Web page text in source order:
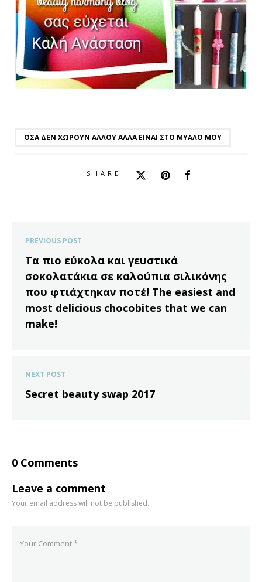
ΌΣΑ ΔΕΝ ΧΩΡΟΎΝ ΑΛΛΟΎ ΑΛΛΆ ΕΊΝΑΙ ΣΤΟ ΜΥΑΛΌ ΜΟΥ
SHARE
PREVIOUS POST
Τα πιο εύκολα και γευστικά
σοκολατάκια σε καλούπια σιλικόνης
που φτιάχτηκαν ποτέ! Τhe easiest and
most delicious chocobites that we can
make!
NEXT POST
Secret beauty swap 2017
0 Comments
Leave a comment
Your email address will not be published.